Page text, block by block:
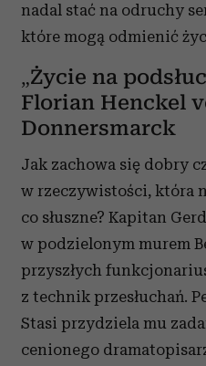
nadal stać na odruchy
które mogą odmienić
„Życie na
Florian Henckel
Donnersmarck
Jak zachowa się dobry
w rzeczywistości, która
co słuszne? Kapitan
w podzielonym murem
przyszłych
z technik przesłuchań.
Stasi przydziela mu
cenionego